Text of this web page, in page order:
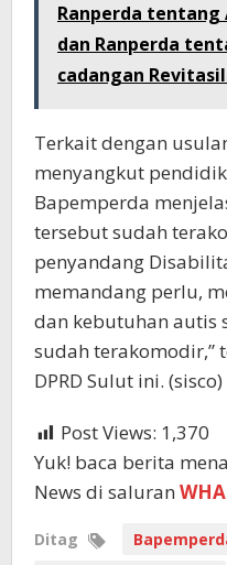
Ranperda tentang
dan Ranperda
cadangan
Terkait dengan
menyangkut
Bapemperda
tersebut sudah
penyandang
memandang perlu,
dan kebutuhan autis
sudah terakomodir,”
DPRD Sulut ini. (sisco)
Post Views: 1,370
Yuk! baca berita
News di saluran
Ditag